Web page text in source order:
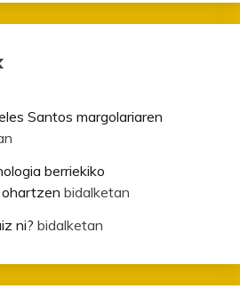
Santos margolariaren
berriekiko
bidalketan
ni? bidalketan